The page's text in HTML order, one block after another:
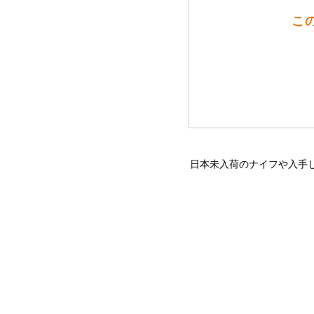
こ
日本未入荷のナイフや入手